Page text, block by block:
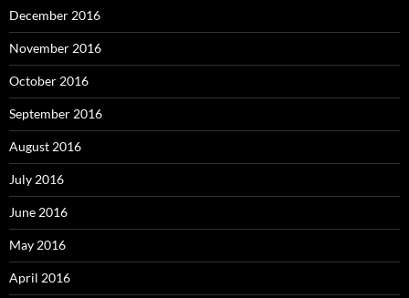
December 2016
November 2016
October 2016
September 2016
August 2016
July 2016
June 2016
May 2016
April 2016